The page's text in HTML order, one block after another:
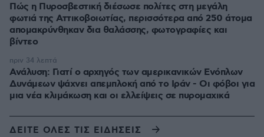
Πώς η Πυροσβεστική διέσωσε πολίτες στη μεγάλη
φωτιά της Αττικοβοιωτίας, περισσότερα από 250 άτομα
απομακρύνθηκαν δια θαλάσσης, φωτογραφίες και
βίντεο
Ανάλυση: Γιατί ο αρχηγός των αμερικανικών Ενόπλων
Δυνάμεων ψάχνει απεμπλοκή από το Ιράν - Οι φόβοι για
μια νέα κλιμάκωση και οι ελλείψεις σε πυρομαχικά
πριν 34 λεπτά
ΔΕΙΤΕ ΟΛΕΣ ΤΙΣ ΕΙΔΗΣΕΙΣ